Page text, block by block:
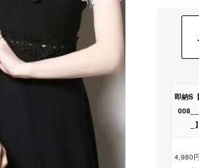
即納S
_】
4,980